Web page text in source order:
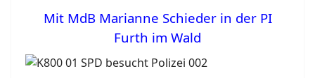
Mit MdB Marianne Schieder in der PI
Furth im Wald